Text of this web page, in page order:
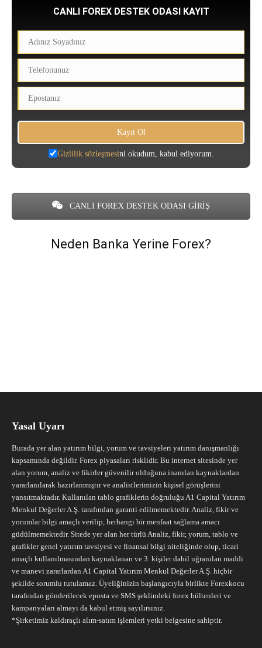
CANLI FOREX DESTEK ODASI KAYIT
Gizlilik sözleşmesini okudum, kabul ediyorum.
CANLI FOREX DESTEK ODASI GİRİŞ
Neden Banka Yerine Forex?
Yasal Uyarı
Burada yer alan yatırım bilgi, yorum ve tavsiyeleri yatırım danışmanlığı
kapsamında değildir. Forex piyasaları risklidir. Bu internet sitesinde yer
alan yorum, analiz ve fikirler güvenilir olduğuna inanılan kaynaklardan
yararlanılarak hazırlanmıştır ve analistlerimizin kişisel görüşlerini
yansıtmaktadır. Kullanılan tablo grafiklerin doğruluğu A1 Capital Yatırım
Menkul Değerler A.Ş. tarafından garanti edilmemektedir. Analiz, fikir ve
yorumlar bilgi amaçlı verilip, herhangi bir menfaat sağlama amacı
güdülmemektedir. Sitede yer alan her türlü Analiz, fikir, yorum, tablo ve
grafikler genel yatırım tavsiyesi ve finansal bilgi niteliğinde olup, ticari
amaçlı kullanılmasından kaynaklanan ve 3. kişiler dahil uğranılan maddi
ve manevi zararlardan A1 Capital Yatırım Menkul Değerler A.Ş. hiçbir
şekilde sorumlu tutulamaz. Üyeliğinizin başlangıcıyla birlikte Forexkocu
tarafından gönderilecek eposta ve SMS şeklindeki forex bültenleri ve
kampanyaları almayı da kabul etmiş sayılırsınız.
*Şirketimiz kaldıraçlı alım-satım işlemleri yetki belgesine sahiptir.